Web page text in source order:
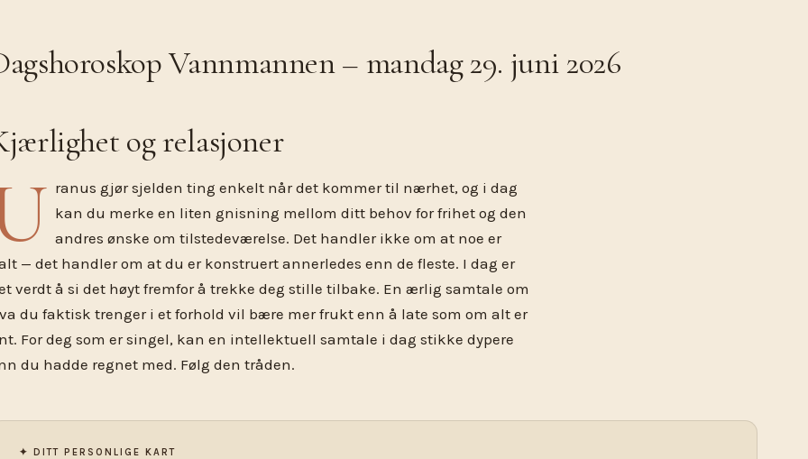
Vannmannen – mandag 29. juni 2026
og relasjoner
ranus gjør sjelden ting enkelt når det kommer til nærhet, og i dag
kan du merke en liten gnisning mellom ditt behov for frihet og den
andres ønske om tilstedeværelse. Det handler ikke om at noe er
— det handler om at du er konstruert annerledes enn de fleste. I dag er
verdt å si det høyt fremfor å trekke deg stille tilbake. En ærlig samtale om
du faktisk trenger i et forhold vil bære mer frukt enn å late som om alt er
For deg som er singel, kan en intellektuell samtale i dag stikke dypere
du hadde regnet med. Følg den tråden.
✦ DITT PERSONLIGE KART